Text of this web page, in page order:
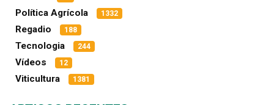
Política Agrícola 1332
Regadio 188
Tecnologia 244
Vídeos 12
Viticultura 1381